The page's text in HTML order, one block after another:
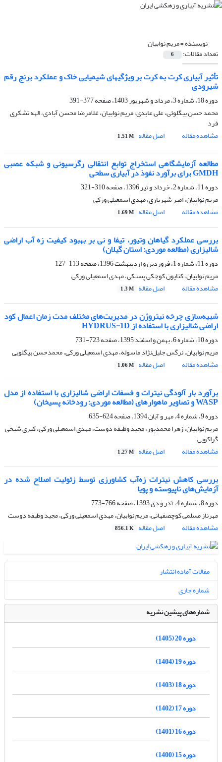
نویسنده =مریم نوابیان
تعداد مقالات: 6
تأثیر آبیاری کرت به کرت بر ویژگی‎های شیمیایی خاک و عملکرد برنج رقم
شیرودی
دوره 18، شماره 3، مرداد و شهریور 1403، صفحه
377-391
محمد حسن بیگلوئی، علی عابدی، مریم نوابیان، غلامرضا محسن آبادی، الهه تشکری
فرد
مشاهده مقاله
اصل مقاله 1.51 M
مطالعه آزمایشگاهی استخراج توابع انتقالی رگرسیونی و شبکه عصبی
GMDH برای برآورد نفوذ در آبیاری سطحی
دوره 11، شماره 2، خرداد و تیر 1396، صفحه
310-321
مریم نوابیان، امیر شهریاری، مهدی اسمعیلی ورکی
مشاهده مقاله
اصل مقاله 1.69 M
بررسی عملکرد گیاهان وتیور، تیفا و نی بر بهبود کیفیت زه آب اراضی
شالیزاری (مطالعه موردی: استان گیلان)
دوره 11، شماره 1، فروردین و اردیبهشت 1396، صفحه
113-127
مریم نوابیان، کتایون کوچکی پستکی، مهدی اسمعیلی ورکی
مشاهده مقاله
اصل مقاله 1.3 M
شبیه‌سازی چرخه نیتروژن در مدیریت‌های مختلف مدت زمان اعمال کود
اراضی شالیزاری با استفاده از HYDRUS-1D
دوره 10، شماره 6، بهمن و اسفند 1395، صفحه
723-731
مریم نوابیان، نرگس جلیل‌نژاد ماسوله، مهدی اسمعیلی ورکی، محمدحسن بیگلویی
مشاهده مقاله
اصل مقاله 1.06 M
برآورد بار آلودگی نیترات و فسفات اراضی شالیزاری با استفاده از مدل
WASP و تصاویر ماهواره‏ای (مطالعه موردی: رودخانه پسیخان)
دوره 9، شماره 4، مهر و آبان 1394، صفحه
624-635
مریم نوابیان، زهرا محمدپور، مجید وظیفه دوست، مهدی اسمعیلی ورکی، کبری شیخی
گراکویی
مشاهده مقاله
اصل مقاله 1.27 M
بررسی کاهش نیترات زه‌آب کشاورزی توسط زئولیت اصلاح شده در
آزمایش‌های ناپیوسته و پویا
دوره 8، شماره 4، آذر و دی 1393، صفحه
766-773
مهرناز مسلمی کوچصفهانی، مریم نوابیان، مهدی اسمعیلی ورکی، مجید وظیفه دوست
مشاهده مقاله
اصل مقاله 856.1 K
مقالات آماده انتشار
شماره جاری
شماره‌های پیشین نشریه
دوره 20 (1405)
دوره 19 (1404)
دوره 18 (1403)
دوره 17 (1402)
دوره 16 (1401)
دوره 15 (1400)